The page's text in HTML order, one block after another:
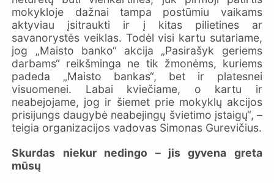
mokykloje dažnai tampa postūmiu vaikams
aktyviau įsitraukti ir į kitas pilietines ar
savanorystės veiklas. Todėl visi kartu sutariame,
jog „Maisto banko“ akcija „Pasirašyk geriems
darbams“ reikšminga ne tik žmonėms, kuriems
padeda „Maisto bankas“, bet ir platesnei
visuomenei. Labai kviečiame, o kartu ir
neabejojame, jog ir šiemet prie mokyklų akcijos
prisijungs daugybė neabejingų švietimo įstaigų“, –
teigia organizacijos vadovas Simonas Gurevičius.
Skurdas niekur nedingo – jis gyvena greta
mūsų